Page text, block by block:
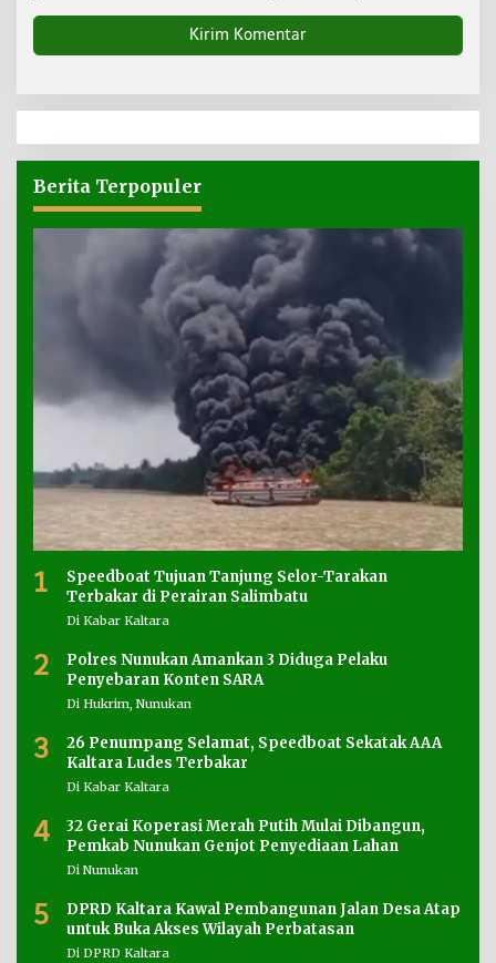
Berita Terpopuler
1
Speedboat Tujuan Tanjung Selor-Tarakan
Terbakar di Perairan Salimbatu
Di Kabar Kaltara
2
Polres Nunukan Amankan 3 Diduga Pelaku
Penyebaran Konten SARA
Di Hukrim, Nunukan
3
26 Penumpang Selamat, Speedboat Sekatak AAA
Kaltara Ludes Terbakar
Di Kabar Kaltara
4
32 Gerai Koperasi Merah Putih Mulai Dibangun,
Pemkab Nunukan Genjot Penyediaan Lahan
Di Nunukan
5
DPRD Kaltara Kawal Pembangunan Jalan Desa Atap
untuk Buka Akses Wilayah Perbatasan
Di DPRD Kaltara